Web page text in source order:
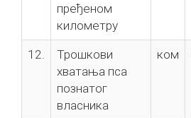
пређеном
километру
12.
Трошкови
хватања пса
познатог
власника
ком